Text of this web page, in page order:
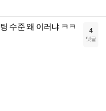
수준 왜 이러냐 ㅋㅋ
4
댓글